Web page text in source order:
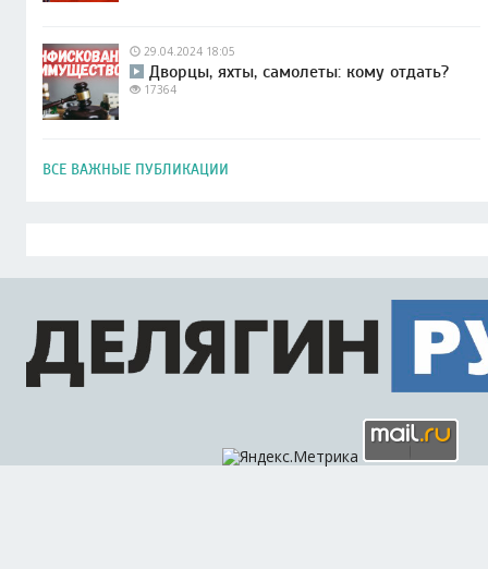
29.04.2024 18:05
Дворцы, яхты, самолеты: кому отдать?
17364
ВСЕ ВАЖНЫЕ ПУБЛИКАЦИИ